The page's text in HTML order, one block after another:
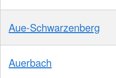
Aue-Schwarzenberg
Auerbach